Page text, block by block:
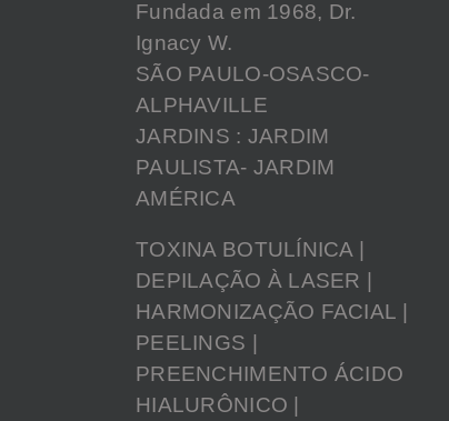
Fundada em 1968, Dr.
Ignacy W.
SÃO PAULO-OSASCO-
ALPHAVILLE
JARDINS : JARDIM
PAULISTA- JARDIM
AMÉRICA
TOXINA BOTULÍNICA |
DEPILAÇÃO À LASER |
HARMONIZAÇÃO FACIAL |
PEELINGS |
PREENCHIMENTO ÁCIDO
HIALURÔNICO |